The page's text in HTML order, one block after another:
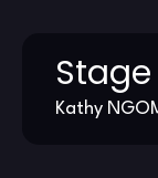
contentKathy